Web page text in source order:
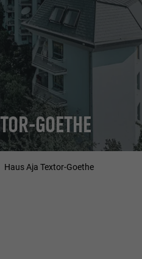
GOETHE
Haus Aja Textor-Goethe